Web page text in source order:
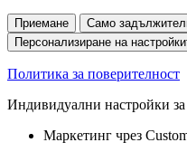
Приемане
Само
Персонализиране на
Политика за поверителност
Индивидуални настройки
Маркетинг чрез